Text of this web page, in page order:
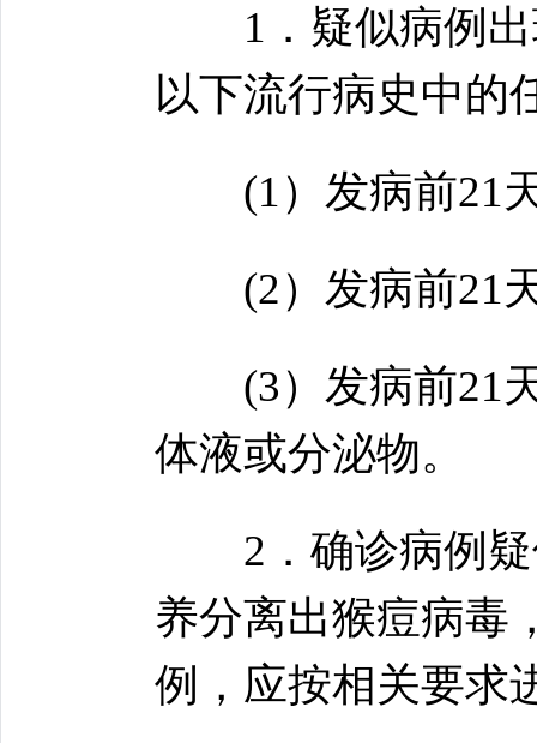
1．疑似病例出
以下流行病史中的
(1）发病前21天
(2）发病前21天
(3）发病前21天
体液或分泌物。
2．确诊病例疑
养分离出猴痘病毒
例，应按相关要求